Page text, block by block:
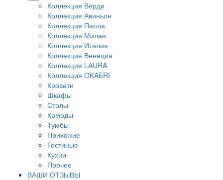
Коллекция Верди
Коллекция Авиньон
Коллекция Паола
Коллекция Милан
Коллекция Италия
Коллекция Венеция
Коллекция LAURA
Коллекция OKAERI
Кровати
Шкафы
Столы
Комоды
Тумбы
Прихожие
Гостиные
Кухни
Прочее
ВАШИ ОТЗЫВЫ